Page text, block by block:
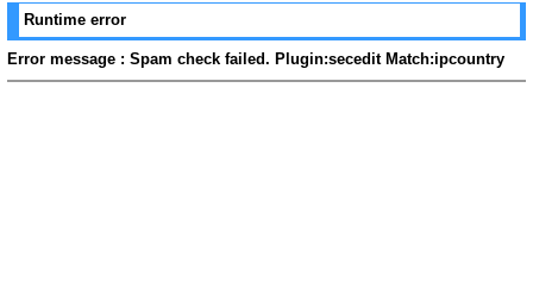
Runtime error
Error message : Spam check failed. Plugin:secedit Match:ipcountry